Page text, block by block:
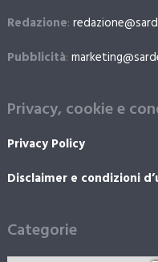
Redazione:
Pubblicità:
Privacy, cookie e
Privacy Policy
Disclaimer e condizioni
Categorie